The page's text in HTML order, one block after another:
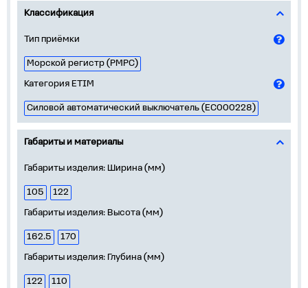
Классификация
Тип приёмки
Морской регистр (РМРС)
Категория ETIM
Силовой автоматический выключатель (EC000228)
Габариты и материалы
Габариты изделия: Ширина (мм)
105
122
Габариты изделия: Высота (мм)
162.5
170
Габариты изделия: Глубина (мм)
122 110